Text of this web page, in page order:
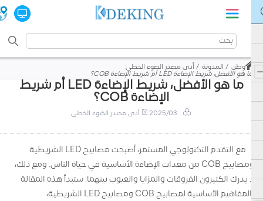
وطن المدونة
أدى مصدر الضوء الخطي
ما هو الأفضل، شريط الإضاءة LED أم شريط الإضاءة COB؟
ما هو الأفضل، شريط الإضاءة LED أم شريط
الإضاءة COB؟
2025/03 أدى مصدر الضوء الخطي
مع التقدم التكنولوجي المستمر، أصبحت مصابيح LED الشريطية
ومصابيح COB من معدات الإضاءة الأساسية في حياة الناس. ومع ذلك،
لا يدرك الكثيرون الفروقات والمزايا والعيوب بينهما. ستبدأ هذه المقالة
بالمفاهيم الأساسية لمصابيح COB ومصابيح LED الشريطية،